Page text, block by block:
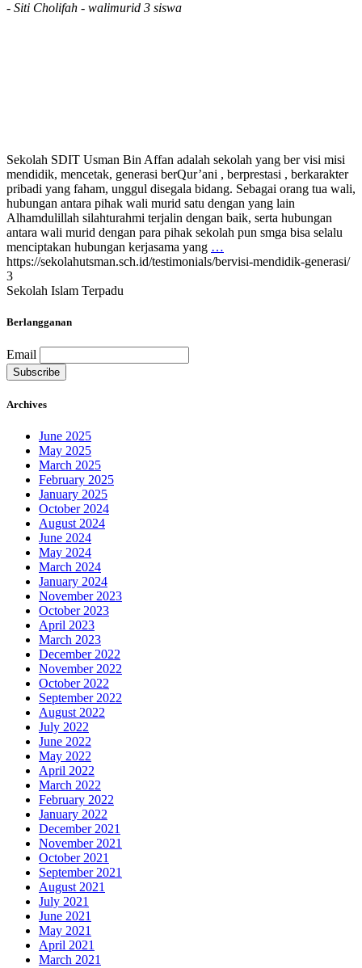
- Siti Cholifah - walimurid 3 siswa
Sekolah SDIT Usman Bin Affan adalah sekolah yang ber visi misi
mendidik, mencetak, generasi berQur’ani , berprestasi , berkarakter
pribadi yang faham, unggul disegala bidang. Sebagai orang tua wali,
hubungan antara pihak wali murid satu dengan yang lain
Alhamdulillah silahturahmi terjalin dengan baik, serta hubungan
antara wali murid dengan para pihak sekolah pun smga bisa selalu
menciptakan hubungan kerjasama yang …
https://sekolahutsman.sch.id/testimonials/bervisi-mendidik-generasi/
3
Sekolah Islam Terpadu
Berlangganan
Email
Archives
June 2025
May 2025
March 2025
February 2025
January 2025
October 2024
August 2024
June 2024
May 2024
March 2024
January 2024
November 2023
October 2023
April 2023
March 2023
December 2022
November 2022
October 2022
September 2022
August 2022
July 2022
June 2022
May 2022
April 2022
March 2022
February 2022
January 2022
December 2021
November 2021
October 2021
September 2021
August 2021
July 2021
June 2021
May 2021
April 2021
March 2021